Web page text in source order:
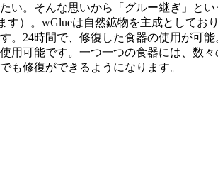
。そんな思いから「グルー継ぎ」と
）。wGlueは自然鉱物を主成としてお
24時間で、修復した食器の使用が可能
用可能です。一つ一つの食器には、数
も修復ができるようになります。